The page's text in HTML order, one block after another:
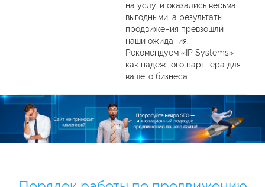
на услуги оказались весьма
выгодными, а результаты
продвижения превзошли
наши ожидания.
Рекомендуем «IP Systems»
как надежного партнера для
вашего бизнеса.